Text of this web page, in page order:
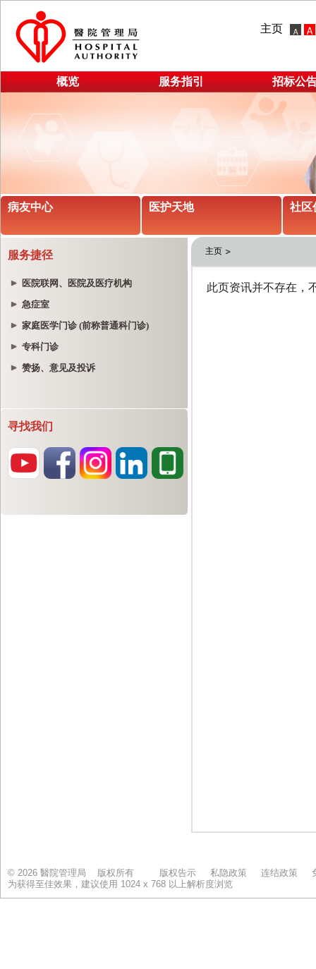
主页
概览 服务指引 招标公
病友中心 医护天地 社区
服务捷径
医院联网、医院及医疗机构
急症室
家庭医学门诊 (前称普通科门诊)
专科门诊
赞扬、意见及投诉
寻找我们
主页
© 2026 醫院管理局 版权所有 版权告示 私隐政策 连结政策
为获得至佳效果，建议使用 1024 x 768 以上解析度浏览